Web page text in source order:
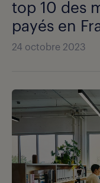
top 10 des
payés en
24 octobre 2023